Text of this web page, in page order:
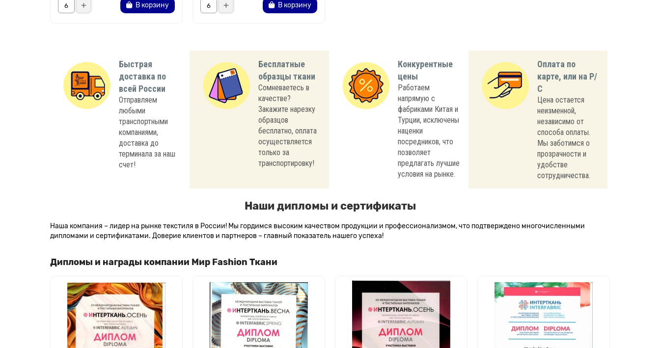
В корзину В корзину
Быстрая
доставка по
всей России
Отправляем
любыми
транспортными
компаниями,
доставка до
терминала за наш
счет!
Бесплатные
образцы ткани
Сомневаетесь в
качестве?
Закажите нарезку
образцов
бесплатно, оплата
осуществляется
только за
транспортировку!
Конкурентные
цены
Работаем
напрямую с
фабриками Китая и
Турции, исключены
наценки
посредников, что
позволяет
предлагать лучшие
условия на рынке.
Оплата по
карте, или на Р/
С
Цена остается
неизменной,
независимо от
способа оплаты.
Мы заботимся о
прозрачности и
удобстве
сотрудничества.
Наши дипломы и сертификаты
Наша компания – лидер на рынке текстиля в России! Мы гордимся высоким качеством продукции и профессионализмом, что подтверждено многочисленными
дипломами и сертификатами. Доверие клиентов и партнеров – главный показатель нашего успеха!
Дипломы и награды компании Мир Fashion Ткани